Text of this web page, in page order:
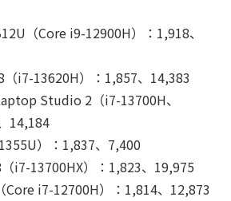
（Core i9-12900H）：1,918、
（i7-13620H）：1,857、14,383
Studio 2（i7-13700H、
14,184
）：1,837、7,400
i7-13700HX）：1,823、19,975
Core i7-12700H）：1,814、12,873